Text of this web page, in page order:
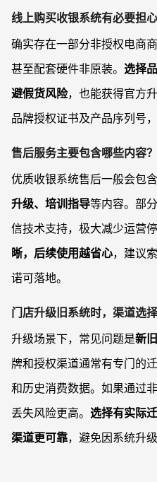
线上购买收银系统有必要担心
确实存在一部分非授权电商
甚至配套硬件非原装。 选择
避假货风险，也能获得官方
品牌授权证书及产品序列号
售后服务主要包含哪些内容
优质收银系统售后一般会包含
升级、培训指导等内容。部
信技术支持，极大减少运营停
晰，后续使用越省心，建议
诺可落地。
门店升级旧系统时，渠道选
升级场景下，常见问题是新
牌和授权渠道通常有专门的
和历史消费数据。如果通过
丢失风险更高。 选择有实际
渠道更可靠，避免因系统升